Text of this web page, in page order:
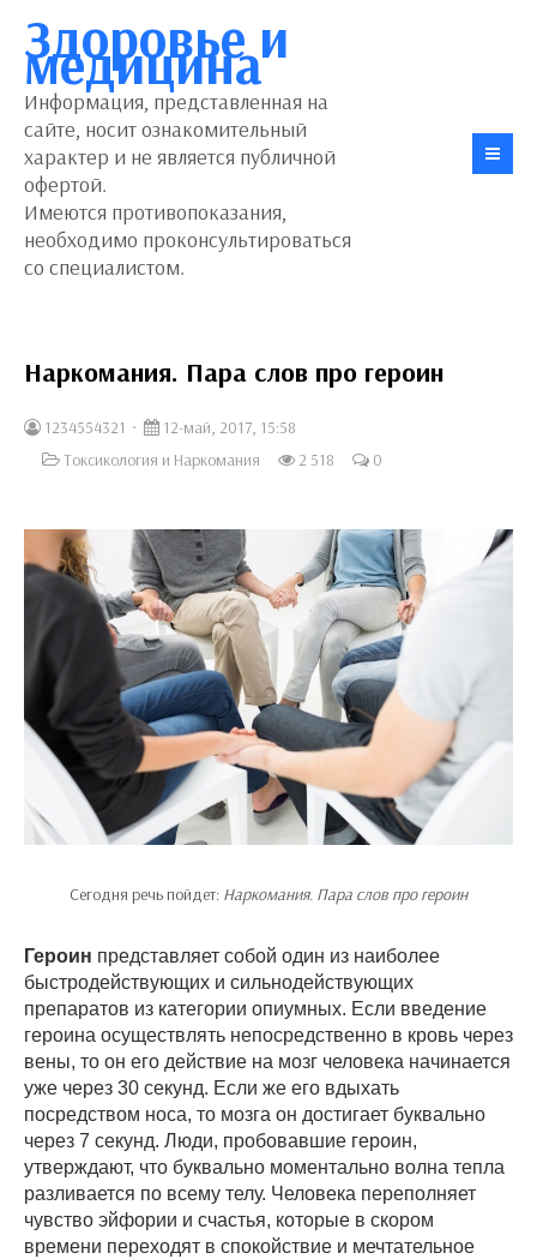
Здоровье и
медицина
Информация, представленная на
сайте, носит ознакомительный
характер и не является публичной
офертой.
Имеются противопоказания,
необходимо проконсультироваться
со специалистом.
Наркомания. Пара слов про героин
1234554321
12-май, 2017, 15:58
Токсикология и Наркомания
2 518 0
Сегодня речь пойдет: Наркомания. Пара слов про героин
Героин представляет собой один из наиболее
быстродействующих и сильнодействующих
препаратов из категории опиумных. Если введение
героина осуществлять непосредственно в кровь через
вены, то он его действие на мозг человека начинается
уже через 30 секунд. Если же его вдыхать
посредством носа, то мозга он достигает буквально
через 7 секунд. Люди, пробовавшие героин,
утверждают, что буквально моментально волна тепла
разливается по всему телу. Человека переполняет
чувство эйфории и счастья, которые в скором
времени переходят в спокойствие и мечтательное